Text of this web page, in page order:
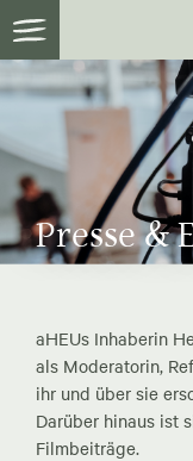
Presse &
aHEUs Inhaberin
als Moderatorin,
ihr und über sie
Darüber hinaus ist
Filmbeiträge.